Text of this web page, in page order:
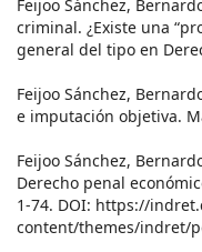
Feijoo Sánchez,
criminal. ¿Existe una
general del tipo en
Feijoo Sánchez,
e imputación objetiva.
Feijoo Sánchez,
Derecho penal
1-74. DOI: https://
content/themes/indret/